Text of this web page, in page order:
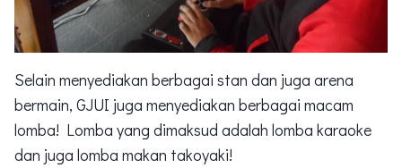
Selain menyediakan berbagai stan dan juga arena
bermain, GJUI juga menyediakan berbagai macam
lomba! Lomba yang dimaksud adalah lomba karaoke
dan juga lomba makan takoyaki!